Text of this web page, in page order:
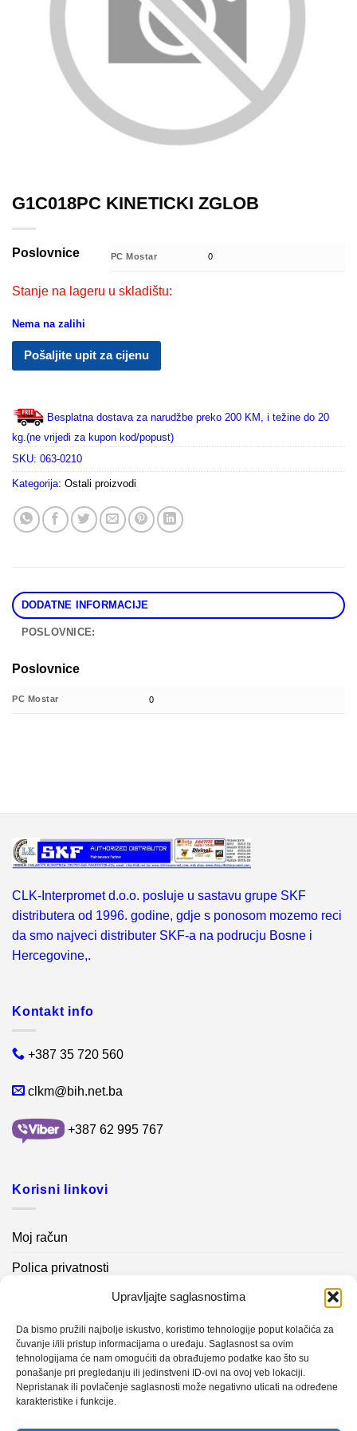
Upravljajte saglasnostima
Da bismo pružili najbolje iskustvo, koristimo tehnologije poput kolačića za
čuvanje i/ili pristup informacijama o uređaju. Saglasnost sa ovim
tehnologijama će nam omogućiti da obrađujemo podatke kao što su
ponašanje pri pregledanju ili jedinstveni ID-ovi na ovoj veb lokaciji.
Nepristanak ili povlačenje saglasnosti može negativno uticati na određene
karakteristike i funkcije.
G1C018PC KINETICKI ZGLOB
Poslovnice PC Mostar 0
Stanje na lageru u skladištu:
Nema na zalihi
Pošaljite upit za cijenu
Besplatna dostava za narudžbe preko 200 KM, i težine do 20
kg.(ne vrijedi za kupon kod/popust)
SKU: 063-0210
Kategorija: Ostali proizvodi
DODATNE INFORMACIJE
POSLOVNICE:
Poslovnice
PC Mostar 0
CLK-Interpromet d.o.o. posluje u sastavu grupe SKF
distributera od 1996. godine, gdje s ponosom mozemo reci
da smo najveci distributer SKF-a na podrucju Bosne i
Hercegovine,.
Kontakt info
+387 35 720 560
clkm@bih.net.ba
+387 62 995 767
Korisni linkovi
Moj račun
Polica privatnosti
Kontakt info
Novosti